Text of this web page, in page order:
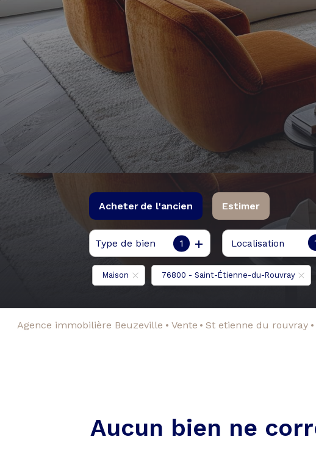
Acheter de l'ancien
De l'ancien
De l'immo pro
Estimer
Type de bien 1 Localisation
Maison 76800 - Saint-Étienne-du-Rouvray
Agence immobilière Beuzeville Vente St etienne du rouvray
Aucun bien ne